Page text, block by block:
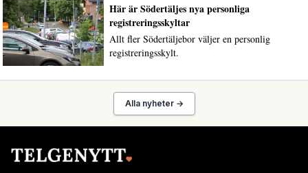
Här är Södertäljes nya personliga
registreringsskyltar
Allt fler Södertäljebor väljer en personlig
registreringsskylt.
Alla nyheter →